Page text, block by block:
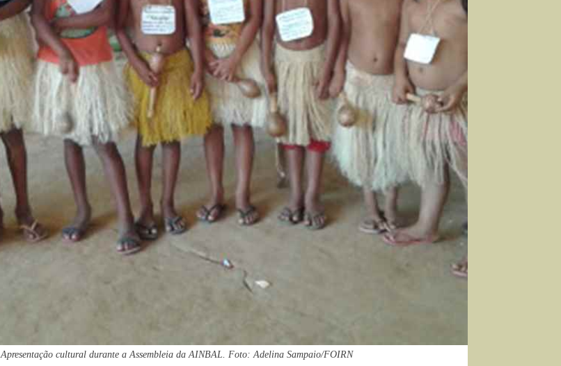
Apresentação cultural durante a Assembleia da AINBAL. Foto: Adelina Sampaio/FOIRN